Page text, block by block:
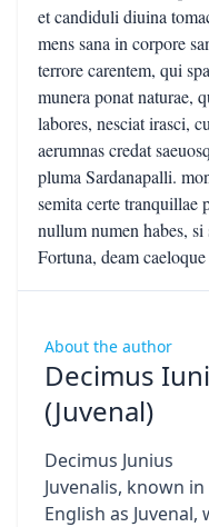
About the author
Decimus
(Juvenal)
Decimus Junius
Juvenalis, known in
English as Juvenal,